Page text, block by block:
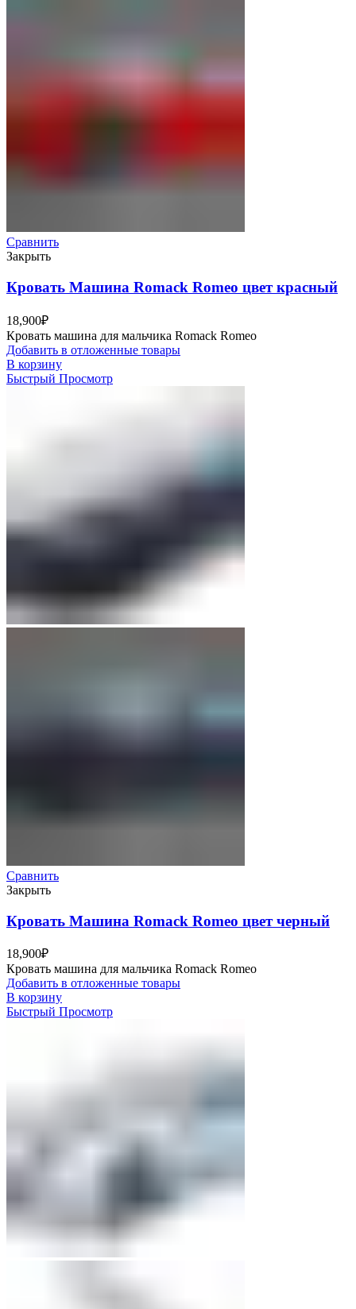
Сравнить
Закрыть
Кровать Машина Romack Romeo цвет красный
18,900₽
Кровать машина для мальчика Romack Romeo
Добавить в отложенные товары
В корзину
Быстрый Просмотр
Сравнить
Закрыть
Кровать Машина Romack Romeo цвет черный
18,900₽
Кровать машина для мальчика Romack Romeo
Добавить в отложенные товары
В корзину
Быстрый Просмотр